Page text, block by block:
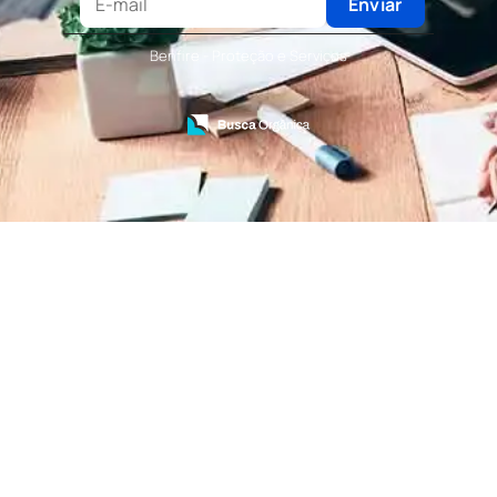
Terceirização de Serviços de Recepcionistas
Treinamento de Bombeiro Civil
Treinamento de Bombeiros
Treinamento de Brigada
Treinamento de Brigada de Emergência
Treinamento de Brigada de Incêndio
Treinamento de Brigada de Incêndio Valor
Treinamento de Brigadista de Incêndio
Treinamento de Combate a Incêndio NR 23
Benfire - Proteção e Serviços